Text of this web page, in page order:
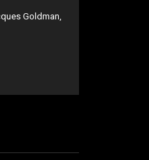
Goldman,